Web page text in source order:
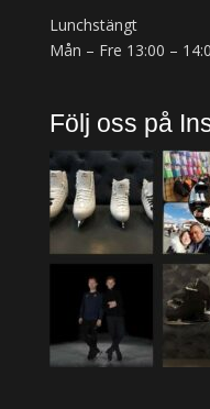
Lunchstängt
Mån – Fre 13:00 –
Följ oss på